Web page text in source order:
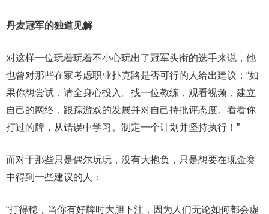
丹麦冠军的独道见解
对这样一位玩着玩着不小心玩出了冠军头衔的选手来说，他
也曾对那些在家考虑职业扑克路是否可行的人给出建议：“如
果你想尝试，请全身心投入。找一位教练，观看视频，建立
自己的网络，跟踪游戏的发展并对自己持批评态度。看看你
打过的牌，从错误中学习。制定一个计划并坚持执行！”
而对于那些只是偶尔玩玩，没有大抱负，只是想要在现金赛
中得到一些建议的人：
“打得稳，当你有好牌时大胆下注，因为人们无论如何都会虚